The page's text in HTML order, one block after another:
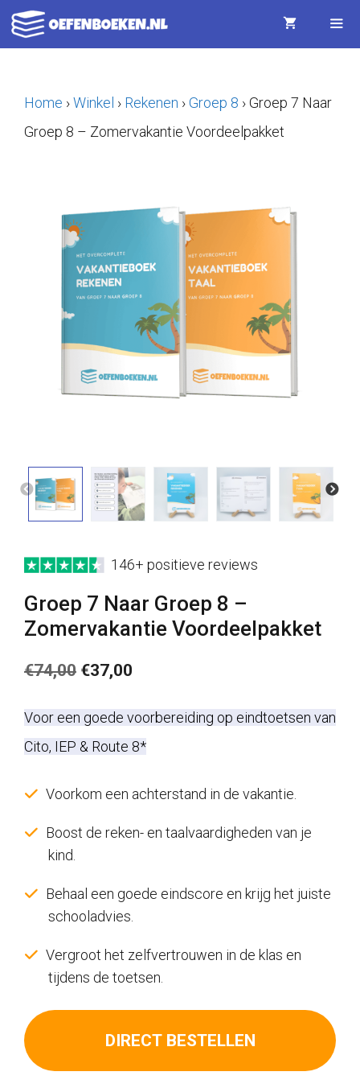
Ga
naar
inhoudHome ›Winkel › Rekenen ›Groep 8 ›Groep 7 Naar
Groep 8 – Zomervakantie Voordeelpakket
146+ positieve reviews
Groep 7 Naar Groep 8 –
Zomervakantie Voordeelpakket
€74,00 Oorspronkelijke
was:
€37,00
is:
Voor een goede voorbereiding op eindtoetsen van
Cito, IEP & Route 8*
Voorkom een achterstand in de vakantie.
Boost de reken- en taalvaardigheden van je
kind.
Behaal een goede eindscore en krijg het juiste
schooladvies.
Vergroot het zelfvertrouwen in de klas en
tijdens de toetsen.
DIRECT BESTELLEN